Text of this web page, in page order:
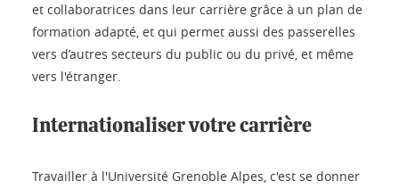
et collaboratrices dans leur carrière grâce à un plan de
formation adapté, et qui permet aussi des passerelles
vers d’autres secteurs du public ou du privé, et même
vers l'étranger.
Internationaliser votre carrière
Travailler à l'Université Grenoble Alpes, c'est se donner